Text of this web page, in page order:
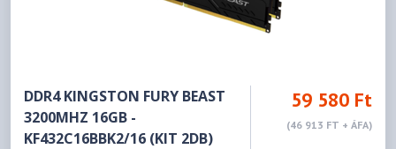
DDR4 KINGSTON FURY BEAST
3200MHZ 16GB -
KF432C16BBK2/16 (KIT 2DB)
59 580 Ft
(46 913 FT + ÁFA)